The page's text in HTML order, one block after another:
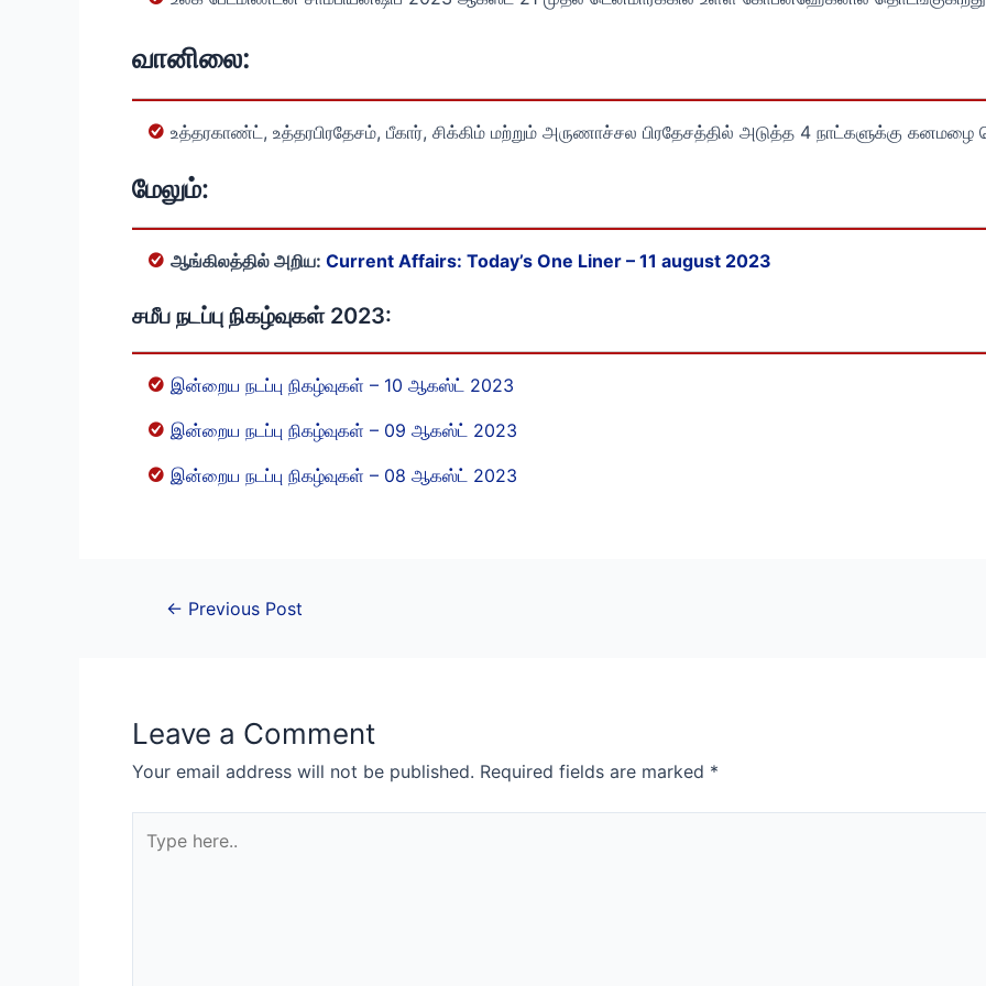
வானிலை:
உத்தரகாண்ட், உத்தரபிரதேசம், பீகார், சிக்கிம் மற்றும் அருணாச்சல பிரதேசத்தில் அடுத்த 4 நாட்களுக்கு கனமழை
மேலும்:
ஆங்கிலத்தில் அறிய: Current Affairs: Today’s One Liner – 11 august 2023
சமீப நடப்பு நிகழ்வுகள் 2023:
இன்றைய நடப்பு நிகழ்வுகள் – 10 ஆகஸ்ட் 2023
இன்றைய நடப்பு நிகழ்வுகள் – 09 ஆகஸ்ட் 2023
இன்றைய நடப்பு நிகழ்வுகள் – 08 ஆகஸ்ட் 2023
Post← Previous Post
Leave a Comment
Your email address will not be published. Required fields are marked *
here..